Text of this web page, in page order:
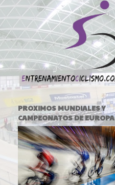
PROXIMOS MUNDIALES Y
CAMPEONATOS DE EUROPA